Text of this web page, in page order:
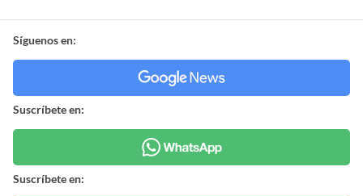
Síguenos en:
Suscríbete en:
Suscríbete en: